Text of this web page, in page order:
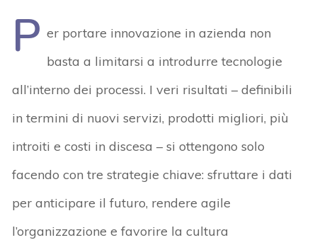
P er portare innovazione in azienda non
basta a limitarsi a introdurre tecnologie
all’interno dei processi. I veri risultati – definibili
in termini di nuovi servizi, prodotti migliori, più
introiti e costi in discesa – si ottengono solo
facendo con tre strategie chiave: sfruttare i dati
per anticipare il futuro, rendere agile
l’organizzazione e favorire la cultura